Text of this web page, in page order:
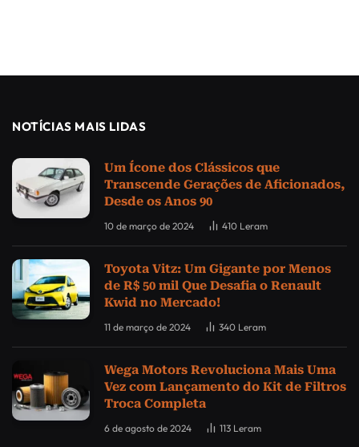
NOTÍCIAS MAIS LIDAS
Um Ícone dos Clássicos que
Transcende Gerações de Aficionados,
Desde os Anos 90
10 de março de 2024 410 Leram
Toyota Vitz: Um Gigante por Menos
de R$ 50 mil Que Desafia o Renault
Kwid no Mercado!
11 de março de 2024 340 Leram
Wega Motors Revoluciona Mais Uma
Vez com Lançamento do Kit de Filtros
Troca Completa
6 de agosto de 2024 113 Leram